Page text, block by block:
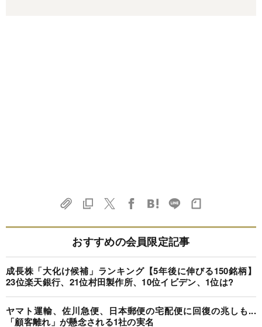
おすすめの会員限定記事
成長株「大化け候補」ランキング【5年後に伸びる150銘柄】
23位楽天銀行、21位村田製作所、10位イビデン、1位は?
ヤマト運輸、佐川急便、日本郵便の宅配便に回復の兆しも...
「顧客離れ」が懸念される1社の実名